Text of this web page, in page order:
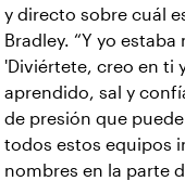
y directo sobre cuál
Bradley. “Y yo
'Diviértete, creo en ti
aprendido, sal y
de presión que
todos estos equipos
nombres en la parte